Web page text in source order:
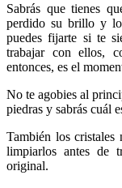
Sabrás que tienes
perdido su brillo y
puedes fijarte si te
trabajar con ellos,
entonces, es el
No te agobies al
piedras y sabrás cuál
También los cristales
limpiarlos antes de
original.